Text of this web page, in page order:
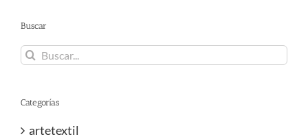
Buscar
Buscar:
Categorías
artetextil